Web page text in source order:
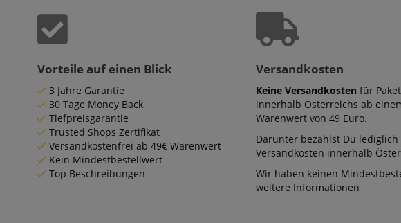
Vorteile auf einen Blick
3 Jahre Garantie
30 Tage Money Back
Tiefpreisgarantie
Trusted Shops Zertifikat
Versandkostenfrei ab 49€ Warenwert
Kein Mindestbestellwert
Top Beschreibungen
Versandkosten
Keine Versandkosten für
innerhalb Österreichs ab
Warenwert von 49 Euro.
Darunter bezahlst Du lediglich
Versandkosten innerhalb
Wir haben keinen
weitere Informationen